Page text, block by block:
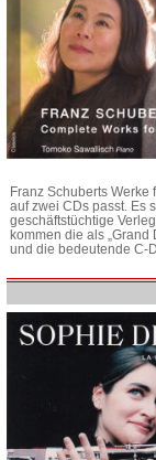
Franz Schuberts
auf zwei CDs passt. Es
geschäftstüchtige
kommen die als „Grand
und die bedeutende C-